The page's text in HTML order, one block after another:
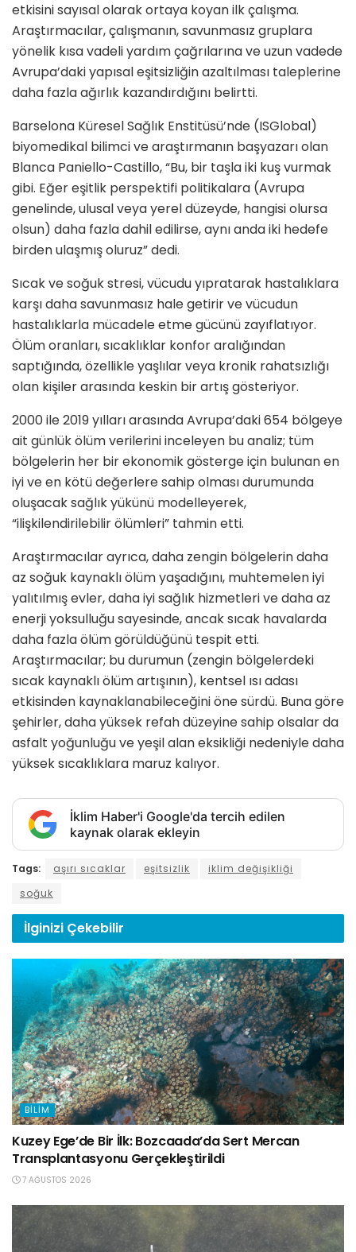
etkisini sayısal olarak ortaya koyan ilk çalışma.
Araştırmacılar, çalışmanın, savunmasız gruplara
yönelik kısa vadeli yardım çağrılarına ve uzun vadede
Avrupa’daki yapısal eşitsizliğin azaltılması taleplerine
daha fazla ağırlık kazandırdığını belirtti.
Barselona Küresel Sağlık Enstitüsü’nde (ISGlobal)
biyomedikal bilimci ve araştırmanın başyazarı olan
Blanca Paniello-Castillo, “Bu, bir taşla iki kuş vurmak
gibi. Eğer eşitlik perspektifi politikalara (Avrupa
genelinde, ulusal veya yerel düzeyde, hangisi olursa
olsun) daha fazla dahil edilirse, aynı anda iki hedefe
birden ulaşmış oluruz” dedi.
Sıcak ve soğuk stresi, vücudu yıpratarak hastalıklara
karşı daha savunmasız hale getirir ve vücudun
hastalıklarla mücadele etme gücünü zayıflatıyor.
Ölüm oranları, sıcaklıklar konfor aralığından
saptığında, özellikle yaşlılar veya kronik rahatsızlığı
olan kişiler arasında keskin bir artış gösteriyor.
2000 ile 2019 yılları arasında Avrupa’daki 654 bölgeye
ait günlük ölüm verilerini inceleyen bu analiz; tüm
bölgelerin her bir ekonomik gösterge için bulunan en
iyi ve en kötü değerlere sahip olması durumunda
oluşacak sağlık yükünü modelleyerek,
“ilişkilendirilebilir ölümleri” tahmin etti.
Araştırmacılar ayrıca, daha zengin bölgelerin daha
az soğuk kaynaklı ölüm yaşadığını, muhtemelen iyi
yalıtılmış evler, daha iyi sağlık hizmetleri ve daha az
enerji yoksulluğu sayesinde, ancak sıcak havalarda
daha fazla ölüm görüldüğünü tespit etti.
Araştırmacılar; bu durumun (zengin bölgelerdeki
sıcak kaynaklı ölüm artışının), kentsel ısı adası
etkisinden kaynaklanabileceğini öne sürdü. Buna göre
şehirler, daha yüksek refah düzeyine sahip olsalar da
asfalt yoğunluğu ve yeşil alan eksikliği nedeniyle daha
yüksek sıcaklıklara maruz kalıyor.
İklim Haber'i Google'da tercih edilen
kaynak olarak ekleyin
Tags: aşırı sıcaklar eşitsizlik
iklim değişikliği
soğuk
İlginizi Çekebilir
BILIM
Kuzey Ege’de Bir İlk: Bozcaada’da Sert Mercan
Transplantasyonu Gerçekleştirildi
7 AĞUSTOS 2026